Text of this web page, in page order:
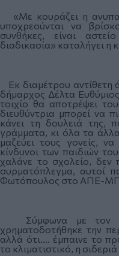
«Με κουράζει η
υποχρεούνται να
συνθήκες, είναι
διαδικασία» καταλήγει η
Εκ διαμέτρου αντίθετη
δήμαρχος Δέλτα
τοιχίο θα αποτρέψει
διευθύντρια μπορεί να
κάνει τη δουλειά της,
γράμματα, κι όλα τα
μαζεύει τους γονείς, να
κίνδυνοι των παιδιών
χαλάνε το σχολείο, δεν
συρματόπλεγμα, αυτοί
Φωτόπουλος στο ΑΠΕ-
Σύμφωνα με τον
χρηματοδοτήθηκε την
αλλά ότι.... έμπαινε το
το κλιματιστικό, η